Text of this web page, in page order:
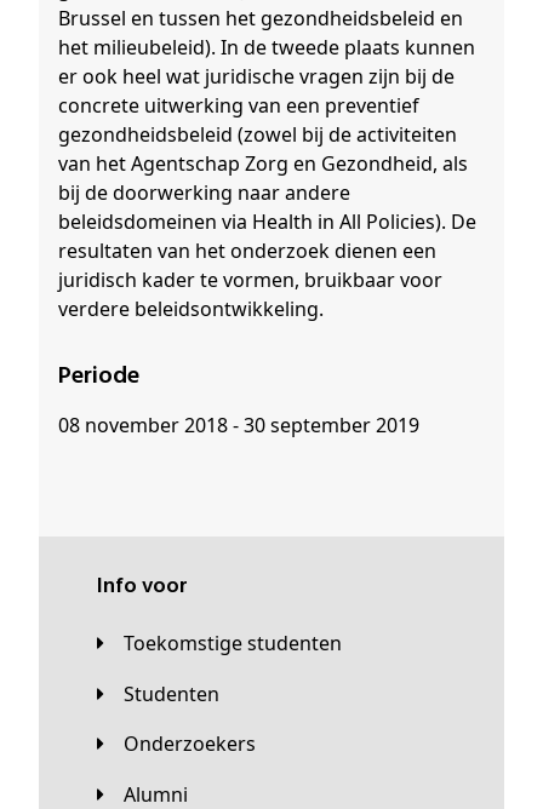
Brussel en tussen het gezondheidsbeleid en
het milieubeleid). In de tweede plaats kunnen
er ook heel wat juridische vragen zijn bij de
concrete uitwerking van een preventief
gezondheidsbeleid (zowel bij de activiteiten
van het Agentschap Zorg en Gezondheid, als
bij de doorwerking naar andere
beleidsdomeinen via Health in All Policies). De
resultaten van het onderzoek dienen een
juridisch kader te vormen, bruikbaar voor
verdere beleidsontwikkeling.
Periode
08 november 2018 - 30 september 2019
Info voor
Toekomstige studenten
Studenten
Onderzoekers
Alumni